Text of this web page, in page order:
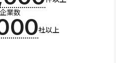
業数
社以上